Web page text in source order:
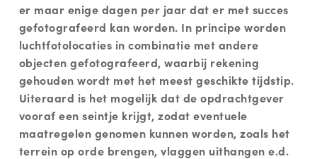
er maar enige dagen per jaar dat er met succes
gefotografeerd kan worden. In principe worden
luchtfotolocaties in combinatie met andere
objecten gefotografeerd, waarbij rekening
gehouden wordt met het meest geschikte tijdstip.
Uiteraard is het mogelijk dat de opdrachtgever
vooraf een seintje krijgt, zodat eventuele
maatregelen genomen kunnen worden, zoals het
terrein op orde brengen, vlaggen uithangen e.d.